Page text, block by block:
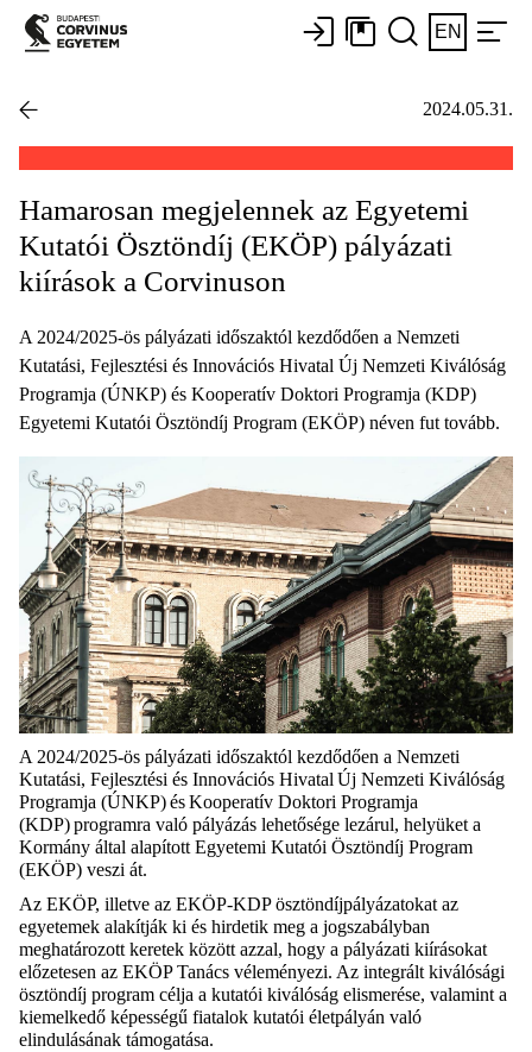
EN
2024.05.31.
Hamarosan megjelennek az Egyetemi
Kutatói Ösztöndíj (EKÖP) pályázati
kiírások a Corvinuson
A 2024/2025-ös pályázati időszaktól kezdődően a Nemzeti
Kutatási, Fejlesztési és Innovációs Hivatal Új Nemzeti Kiválóság
Programja (ÚNKP) és Kooperatív Doktori Programja (KDP)
Egyetemi Kutatói Ösztöndíj Program (EKÖP) néven fut tovább.
A 2024/2025-ös pályázati időszaktól kezdődően a Nemzeti
Kutatási, Fejlesztési és Innovációs Hivatal Új Nemzeti Kiválóság
Programja (ÚNKP)ésKooperatív Doktori Programja
(KDP)programra való pályázás lehetősége lezárul, helyüket a
Kormány által alapított Egyetemi Kutatói Ösztöndíj Program
(EKÖP) veszi át.
Az EKÖP, illetve az EKÖP-KDP ösztöndíjpályázatokat az
egyetemek alakítják ki és hirdetik meg a jogszabályban
meghatározott keretek között azzal, hogy a pályázati kiírásokat
előzetesen az EKÖP Tanács véleményezi. Az integrált kiválósági
ösztöndíj program célja a kutatói kiválóság elismerése, valamint a
kiemelkedő képességű fiatalok kutatói életpályán való
elindulásának támogatása.